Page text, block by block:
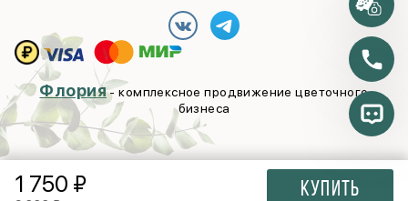
1 750 ₽ Купить
Флория- комплексное продвижение цветочного
бизнеса